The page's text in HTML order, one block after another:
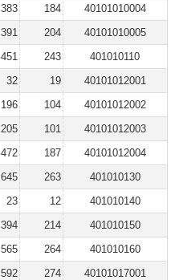
383 184
40101010004
391 204
40101010005
451 243
401010110
32 19
40101012001
196 104
40101012002
205 101
40101012003
472 187
40101012004
645 263
401010130
23 12
401010140
394 214
401010150
565 264
401010160
592 274
40101017001